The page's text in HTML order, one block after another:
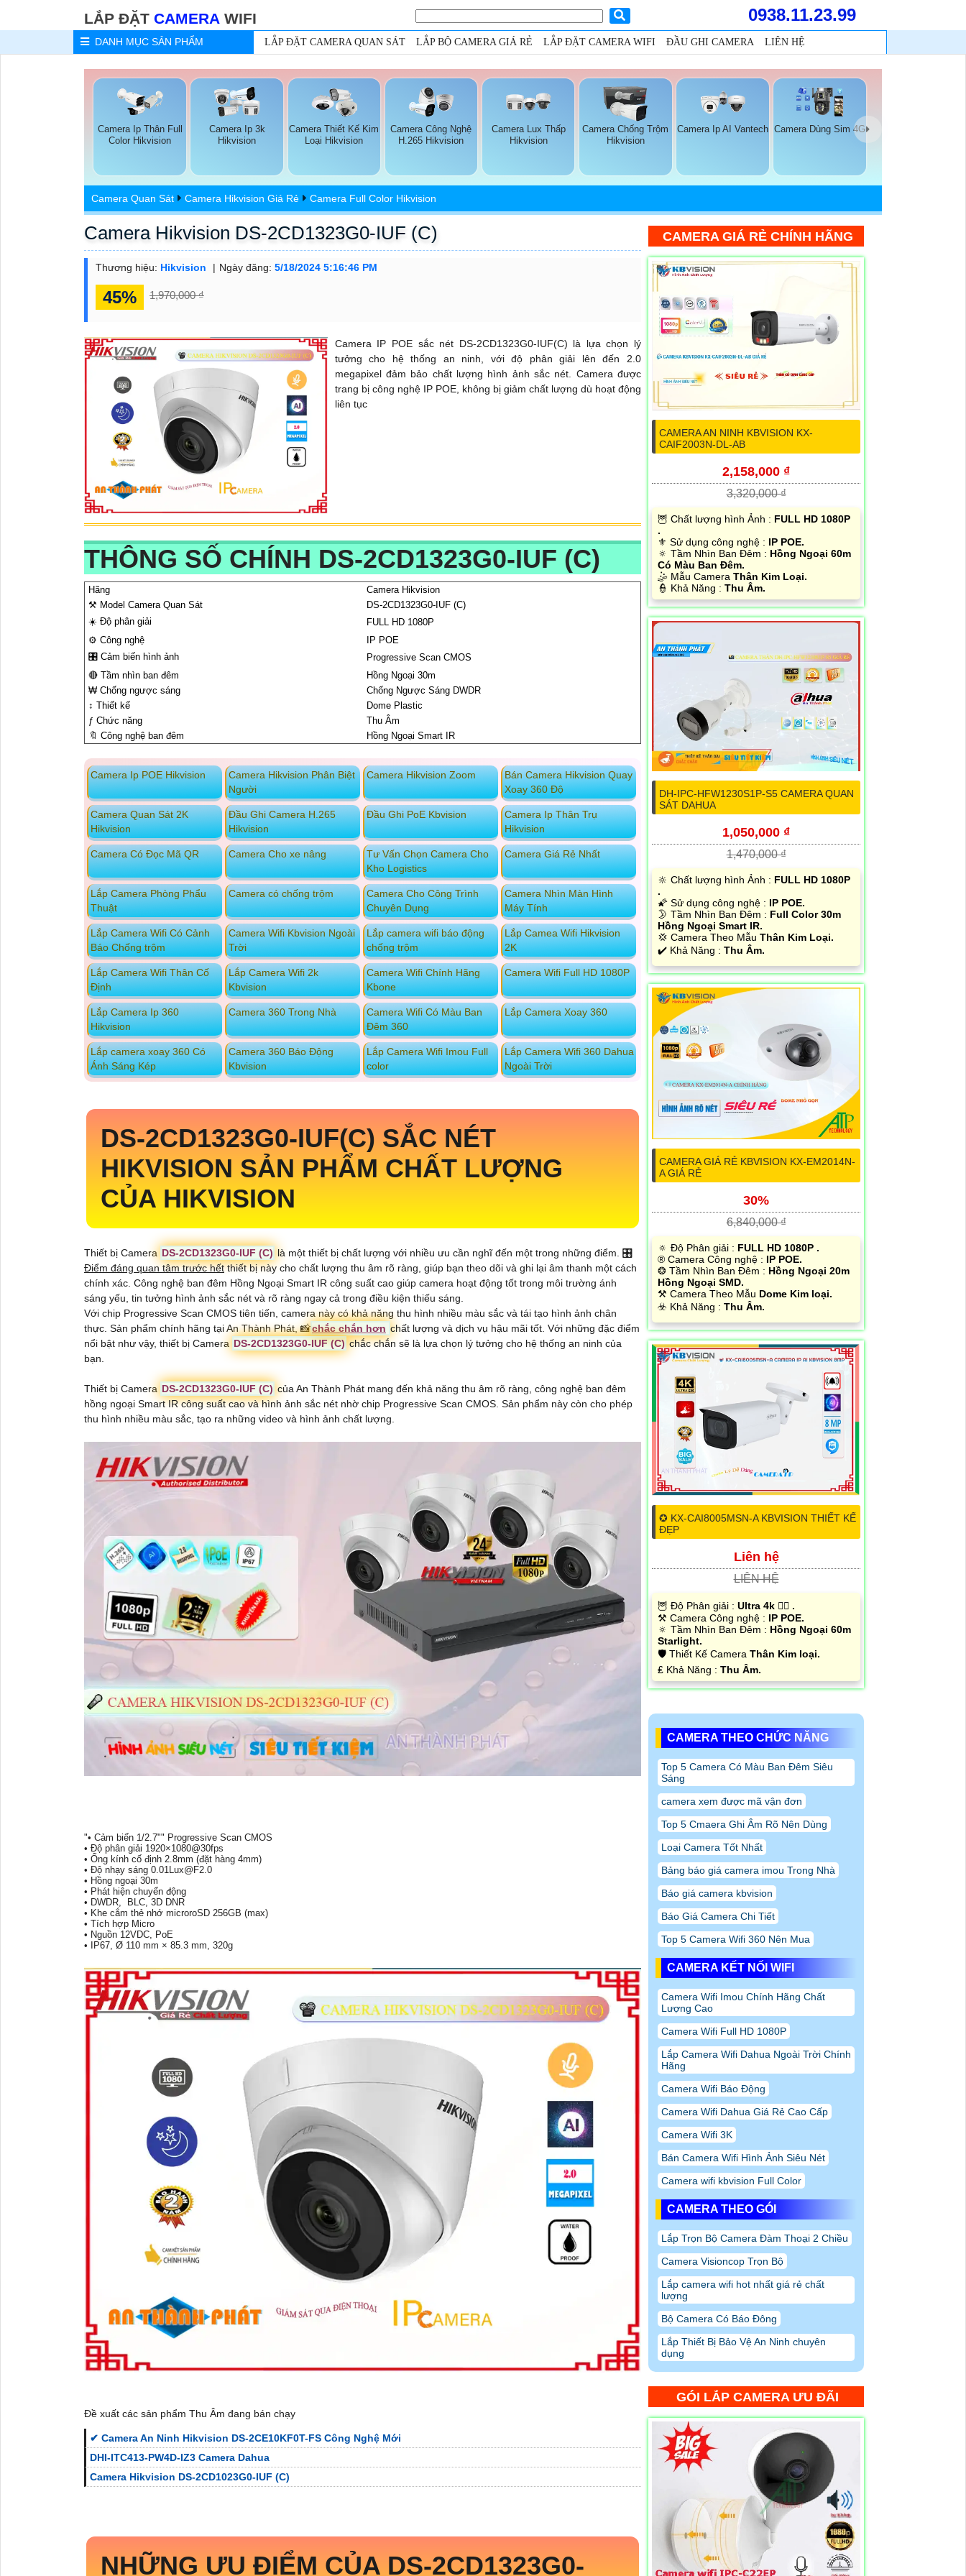
LẮP ĐẶT CAMERA WIFI 0938.11.23.99
DANH MỤC SẢN PHẨM LẮP ĐẶT CAMERA QUAN SÁT LẮP BỘ CAMERA GIÁ RẺ LẮP ĐẶT CAMERA WIFI ĐẦU GHI CAMERA LIÊN HỆ
Camera Ip Thân Full
Color Hikvision
Camera Ip 3k
Hikvision
Camera Thiết Kế Kim
Loại Hikvision
Camera Công Nghệ
H.265 Hikvision
Camera Lux Thấp
Hikvision
Camera Chống Trộm
Hikvision
Camera Ip AI Vantech Camera Dùng Sim 4G
Camera Quan Sát Camera Hikvision Giá Rẻ Camera Full Color Hikvision
Camera Hikvision DS-2CD1323G0-IUF (C)
Thương hiệu: Hikvision Ngày đăng: 5/18/2024 5:16:46 PM
45% 1,970,000 ₫
Camera IP POE sắc nét DS-2CD1323G0-IUF(C) là lựa chọn lý
tưởng cho hệ thống an ninh, với độ phân giải lên đến 2.0
megapixel đảm bảo chất lượng hình ảnh sắc nét. Camera được
trang bị công nghệ IP POE, không bị giảm chất lượng dù hoạt động
liên tục
THÔNG SỐ CHÍNH DS-2CD1323G0-IUF (C)
Hãng
Camera Hikvision
⚒ Model Camera Quan Sát
DS-2CD1323G0-IUF (C)
☀️ Độ phân giải
FULL HD 1080P
⚙ Công nghệ
IP POE
🎛 Cảm biến hình ảnh
Progressive Scan CMOS
🔴 Tầm nhìn ban đêm
Hồng Ngoại 30m
₩ Chống ngược sáng
Chống Ngược Sáng DWDR
↕️ Thiết kế
Dome Plastic
ƒ Chức năng
Thu Âm
🔖 Công nghệ ban đêm
Hồng Ngoại Smart IR
Camera Ip POE Hikvision
Camera Hikvision Phân Biệt
Người
Camera Hikvision Zoom
Bán Camera Hikvision Quay
Xoay 360 Độ
Camera Quan Sát 2K
Hikvision
Đầu Ghi Camera H.265
Hikvision
Đầu Ghi PoE Kbvision
Camera Ip Thân Trụ
Hikvision
Camera Có Đọc Mã QR Camera Cho xe nâng
Tư Vấn Chọn Camera Cho
Kho Logistics
Camera Giá Rẻ Nhất
Lắp Camera Phòng Phẩu
Thuật
Camera có chống trộm
Camera Cho Công Trình
Chuyên Dụng
Camera Nhìn Màn Hình
Máy Tính
Lắp Camera Wifi Có Cảnh
Báo Chống trộm
Camera Wifi Kbvision Ngoài
Trời
Lắp camera wifi báo động
chống trộm
Lắp Camea Wifi Hikvision
2K
Lắp Camera Wifi Thân Cố
Định
Lắp Camera Wifi 2k
Kbvision
Camera Wifi Chính Hãng
Kbone
Camera Wifi Full HD 1080P
Lắp Camera Ip 360
Hikvision
Camera 360 Trong Nhà
Camera Wifi Có Màu Ban
Đêm 360
Lắp Camera Xoay 360
Lắp camera xoay 360 Có
Ánh Sáng Kép
Camera 360 Báo Động
Kbvision
Lắp Camera Wifi Imou Full
color
Lắp Camera Wifi 360 Dahua
Ngoài Trời
DS-2CD1323G0-IUF(C) SẮC NÉT
HIKVISION SẢN PHẨM CHẤT LƯỢNG
CỦA HIKVISION
Thiết bị Camera DS-2CD1323G0-IUF (C) là một thiết bị chất lượng với nhiều ưu cần nghĩ đến một trong những điểm. 🎛
Điểm đáng quan tâm trước hếtthiết bị này cho chất lượng thu âm rõ ràng, giúp bạn theo dõi và ghi lại âm thanh một cách
chính xác. Công nghệ ban đêm Hồng Ngoại Smart IR công suất cao giúp camera hoạt động tốt trong môi trường ánh
sáng yếu, tin tưởng hình ảnh sắc nét và rõ ràng ngay cả trong điều kiện thiếu sáng.
Với chip Progressive Scan CMOS tiên tiến, camera này có khả năng thu hình nhiều màu sắc và tái tạo hình ảnh chân
thực. Sản phẩm chính hãng tại An Thành Phát, 📸chắc chắn hơn chất lượng và dịch vụ hậu mãi tốt. Với những đặc điểm
nổi bật như vậy, thiết bị Camera DS-2CD1323G0-IUF (C)chắc chắn sẽ là lựa chọn lý tưởng cho hệ thống an ninh của
bạn.
Thiết bị Camera DS-2CD1323G0-IUF (C) của An Thành Phát mang đến khả năng thu âm rõ ràng, công nghệ ban đêm
hồng ngoại Smart IR công suất cao và hình ảnh sắc nét nhờ chip Progressive Scan CMOS. Sản phẩm này còn cho phép
thu hình nhiều màu sắc, tạo ra những video và hình ảnh chất lượng.
"• Cảm biến 1/2.7"" Progressive Scan CMOS
• Độ phân giải 1920×1080@30fps
• Ống kính cố định 2.8mm (đặt hàng 4mm)
• Độ nhạy sáng 0.01Lux@F2.0
• Hồng ngoại 30m
• Phát hiện chuyển động
• DWDR, BLC, 3D DNR
• Khe cắm thẻ nhớ microroSD 256GB (max)
• Tích hợp Micro
• Nguồn 12VDC, PoE
• IP67, Ø 110 mm × 85.3 mm, 320g
Đề xuất các sản phẩm Thu Âm đang bán chạy
✔ Camera An Ninh Hikvision DS-2CE10KF0T-FS Công Nghệ Mới
DHI-ITC413-PW4D-IZ3 Camera Dahua
Camera Hikvision DS-2CD1023G0-IUF (C)
NHỮNG ƯU ĐIỂM CỦA DS-2CD1323G0-
CAMERA GIÁ RẺ CHÍNH HÃNG
CAMERA AN NINH KBVISION KX-
CAIF2003N-DL-AB
2,158,000 ₫
3,320,000 ₫
🦉 Chất lượng hình Ảnh : FULL HD 1080P
.
⚜️ Sử dụng công nghệ : IP POE.
🔅 Tầm Nhìn Ban Đêm : Hồng Ngoại 60m
Có Màu Ban Đêm.
🤹 Mẫu Camera Thân Kim Loại.
️👮 Khả Năng : Thu Âm.
DH-IPC-HFW1230S1P-S5 CAMERA QUAN
SÁT DAHUA
1,050,000 ₫
1,470,000 ₫
🔆 Chất lượng hình Ảnh : FULL HD 1080P
.
🌠 Sử dụng công nghệ : IP POE.
🌛 Tầm Nhìn Ban Đêm : Full Color 30m
Hồng Ngoại Smart IR.
💢 Camera Theo Mẫu Thân Kim Loại.
️✔️ Khả Năng : Thu Âm.
CAMERA GIÁ RẺ KBVISION KX-EM2014N-
A GIÁ RẺ
30%
6,840,000 ₫
🔅 Độ Phân giải : FULL HD 1080P .
®️ Camera Công nghệ : IP POE.
❂ Tầm Nhìn Ban Đêm : Hồng Ngoại 20m
Hồng Ngoại SMD.
⚒ Camera Theo Mẫu Dome Kim loại.
️☣️ Khả Năng : Thu Âm.
✪ KX-CAI8005MSN-A KBVISION THIẾT KẾ
ĐẸP
Liên hệ
LIÊN HỆ
🦉 Độ Phân giải : Ultra 4k 👍🏾 .
⚒ Camera Công nghệ : IP POE.
🔅 Tầm Nhìn Ban Đêm : Hồng Ngoại 60m
Starlight.
🛡 Thiết Kế Camera Thân Kim loại.
️₤ Khả Năng : Thu Âm.
CAMERA THEO CHỨC NĂNG
Top 5 Camera Có Màu Ban Đêm Siêu
Sáng
camera xem được mã vận đơn
Top 5 Cmaera Ghi Âm Rõ Nên Dùng
Loại Camera Tốt Nhất
Bảng báo giá camera imou Trong Nhà
Báo giá camera kbvision
Báo Giá Camera Chi Tiết
Top 5 Camera Wifi 360 Nên Mua
CAMERA KẾT NỐI WIFI
Camera Wifi Imou Chính Hãng Chất
Lượng Cao
Camera Wifi Full HD 1080P
Lắp Camera Wifi Dahua Ngoài Trời Chính
Hãng
Camera Wifi Báo Động
Camera Wifi Dahua Giá Rẻ Cao Cấp
Camera Wifi 3K
Bán Camera Wifi Hình Ảnh Siêu Nét
Camera wifi kbvision Full Color
CAMERA THEO GÓI
Lắp Trọn Bộ Camera Đàm Thoại 2 Chiều
Camera Visioncop Trọn Bộ
Lắp camera wifi hot nhất giá rẻ chất
lượng
Bộ Camera Có Báo Đông
Lắp Thiết Bị Bảo Vệ An Ninh chuyên
dụng
GÓI LẮP CAMERA ƯU ĐÃI